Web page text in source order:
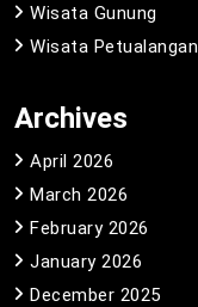
Wisata Gunung
Wisata Petualangan
Archives
April 2026
March 2026
February 2026
January 2026
December 2025